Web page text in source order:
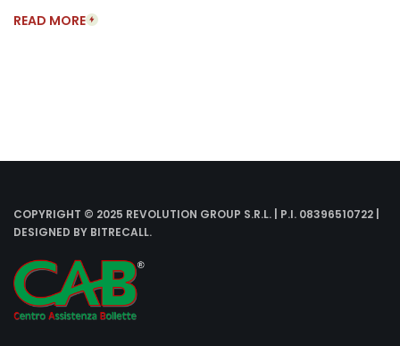
READ MORE
COPYRIGHT © 2025 REVOLUTION GROUP S.R.L. | P.I. 08396510722 |
DESIGNED BY BITRECALL.